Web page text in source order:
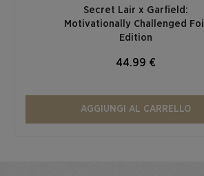
Secret Lair x Garfield:
Motivationally Challenged Foil
Edition​
44.99 €
AGGIUNGI AL CARRELLO